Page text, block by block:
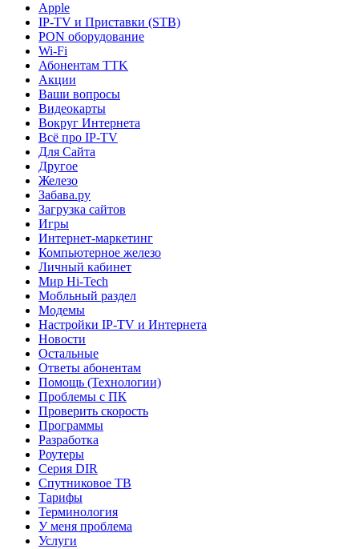
Apple
IP-TV и Приставки (STB)
PON оборудование
Wi-Fi
Абонентам TTK
Акции
Ваши вопросы
Видеокарты
Вокруг Интернета
Всё про IP-TV
Для Сайта
Другое
Железо
Забава.ру
Загрузка сайтов
Игры
Интернет-маркетинг
Компьютерное железо
Личный кабинет
Мир Hi-Tech
Мобльный раздел
Модемы
Настройки IP-TV и Интернета
Новости
Остальные
Ответы абонентам
Помощь (Технологии)
Проблемы с ПК
Проверить скорость
Программы
Разработка
Роутеры
Серия DIR
Спутниковое ТВ
Тарифы
Терминология
У меня проблема
Услуги